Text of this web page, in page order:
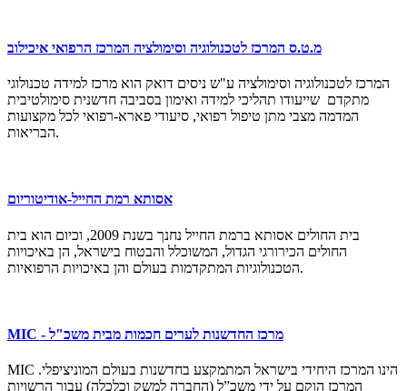
מ.ט.ס המרכז לטכנולוגיה וסימולציה המרכז הרפואי איכילוב
המרכז לטכנולוגיה וסימולציה ע"ש ניסים דואק הוא מרכז למידה טכנולוגי
מתקדם שייעודו תהליכי למידה ואימון בסביבה חדשנית סימולטיבית
המדמה מצבי מתן טיפול רפואי, סיעודי פארא-רפואי לכל מקצועות
הבריאות.
אסותא רמת החייל-אודיטוריום
בית החולים אסותא ברמת החייל נחנך בשנת 2009, וכיום הוא בית
החולים הכירורגי הגדול, המשוכלל והבטוח בישראל, הן באיכויות
הטכנולוגיות המתקדמות בעולם והן באיכויות הרפואיות.
MIC - מרכז החדשנות לערים חכמות מבית משכ"ל
MIC הינו המרכז היחידי בישראל המתמקצע בחדשנות בעולם המוניציפלי.
המרכז הוקם על ידי משכ”ל (החברה למשק וכלכלה) עבור הרשויות